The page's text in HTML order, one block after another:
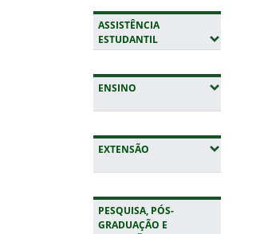
ASSISTÊNCIA
ESTUDANTIL(EXPANDIR SUBMENUS)
ENSINO (EXPANDIR SUBMENUS)
EXTENSÃO (EXPANDIR SUBMENUS)
PESQUISA, PÓS-
GRADUAÇÃO E